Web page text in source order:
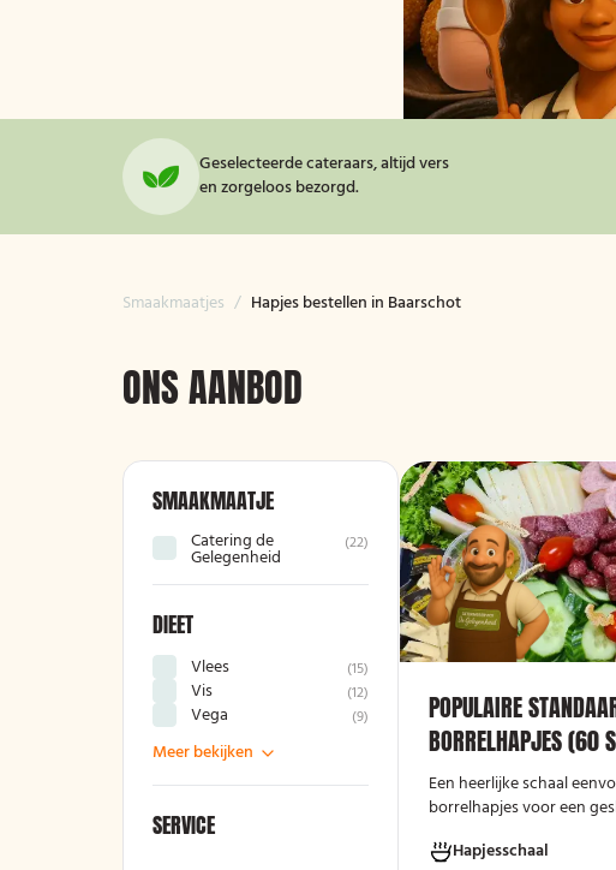
Geselecteerde cateraars, altijd vers
en zorgeloos bezorgd.
Smaakmaatjes / Hapjes bestellen in Baarschot
ONS AANBOD
SMAAKMAATJE
Catering de
Gelegenheid
(22)
DIEET
Vlees (15)
Vis (12)
Vega (9)
Meer bekijken
SERVICE
POPULAIRE
BORRELHAPJES (60
Een heerlijke schaal
borrelhapjes voor een
Hapjesschaal